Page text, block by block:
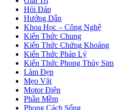
Hỏi Đáp
Hướng Dẫn
Khoa Học – Công Nghệ
Kiến Thức Chung
Kiến Thức Chứng Khoáng
Kiến Thức Pháp Lý
Kiến Thức Phong Thủy Sim
Làm Đẹp
Mẹo Vặt
Motor Điện
Phần Mềm
Phong Cách Sống